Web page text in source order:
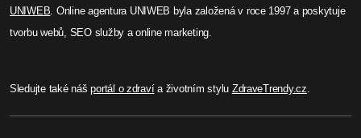
UNIWEB. Online agentura UNIWEB byla založená v roce 1997 a poskytuje
tvorbu webů, SEO služby a online marketing.
Sledujte také nášportál o zdravía životním stylu ZdraveTrendy.cz.